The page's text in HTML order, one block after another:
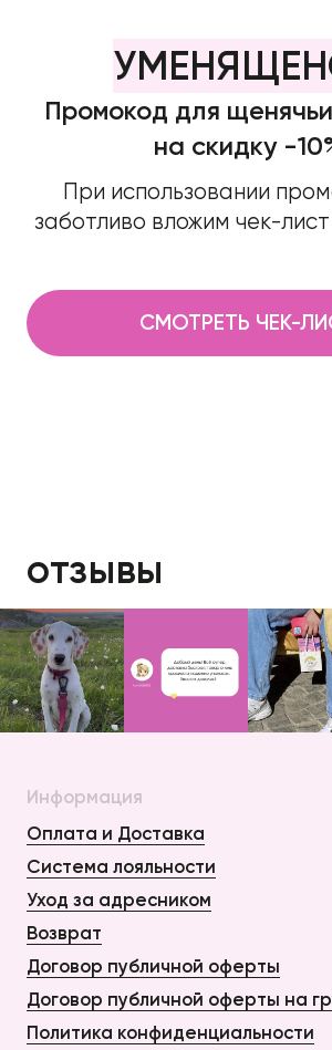
Промокод для
на скидку -
При использовании
заботливо вложим чек-
СМОТРЕТЬ ЧЕК-
отзывы
Информация
Оплата и Доставка
Система лояльности
Уход за адресником
Возврат
Договор публичной оферты
Договор публичной оферты на
Политика конфиденциальности